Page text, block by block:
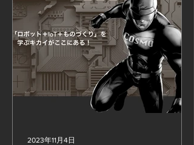
2023年11月4日